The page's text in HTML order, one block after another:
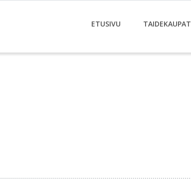
ETUSIVU TAIDEKAUPAT